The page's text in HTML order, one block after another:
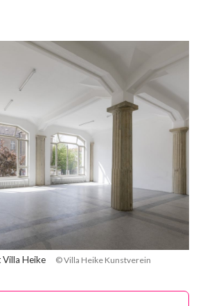
Villa Heike © Villa Heike Kunstverein